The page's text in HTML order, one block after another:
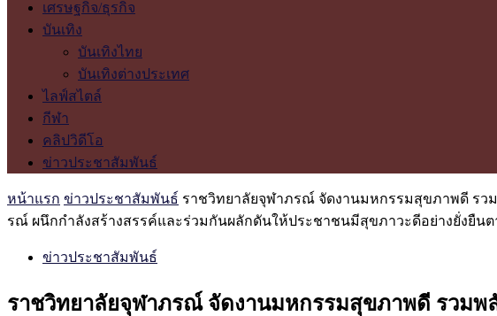
เศรษฐกิจ/ธุรกิจ
บันเทิง
บันเทิงไทย
บันเทิงต่างประเทศ
ไลฟ์สไตล์
กีฬา
คลิปวิดีโอ
ข่าวประชาสัมพันธ์
หน้าแรก ข่าวประชาสัมพันธ์ ราชวิทยาลัยจุฬาภรณ์ จัดงานมหกรรมสุขภาพดี รว
รณ์ ผนึกกำลังสร้างสรรค์และร่วมกันผลักดันให้ประชาชนมีสุขภาวะดีอย่างยั่งยืน
ข่าวประชาสัมพันธ์
ราชวิทยาลัยจุฬาภรณ์ จัดงานมหกรรมสุขภาพดี รวม